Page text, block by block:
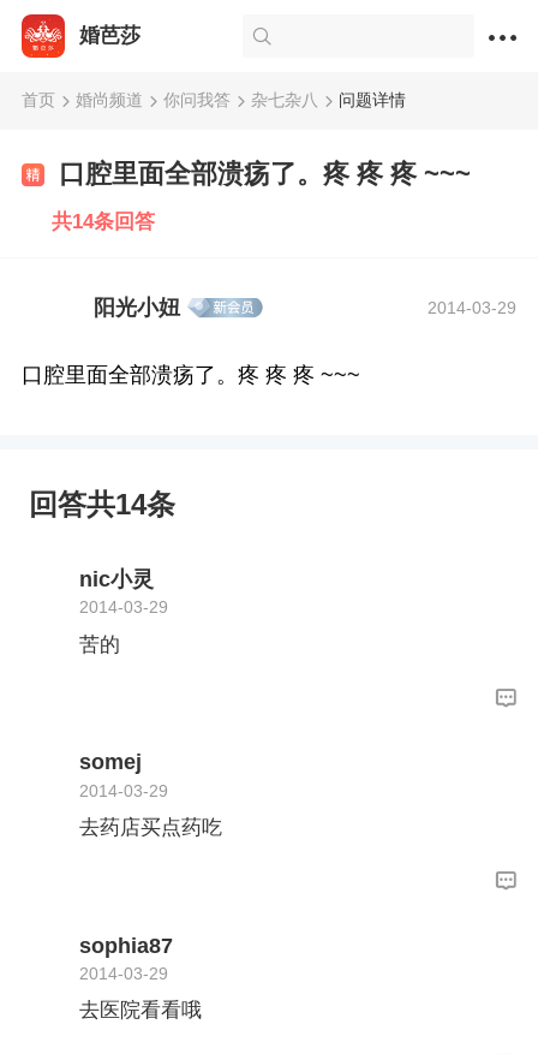
婚芭莎
首页 婚尚频道 你问我答 杂七杂八 问题详情
口腔里面全部溃疡了。疼 疼 疼 ~~~
共14条回答
阳光小妞 2014-03-29
口腔里面全部溃疡了。疼 疼 疼 ~~~
回答共14条
nic小灵
2014-03-29
苦的
somej
2014-03-29
去药店买点药吃
sophia87
2014-03-29
去医院看看哦